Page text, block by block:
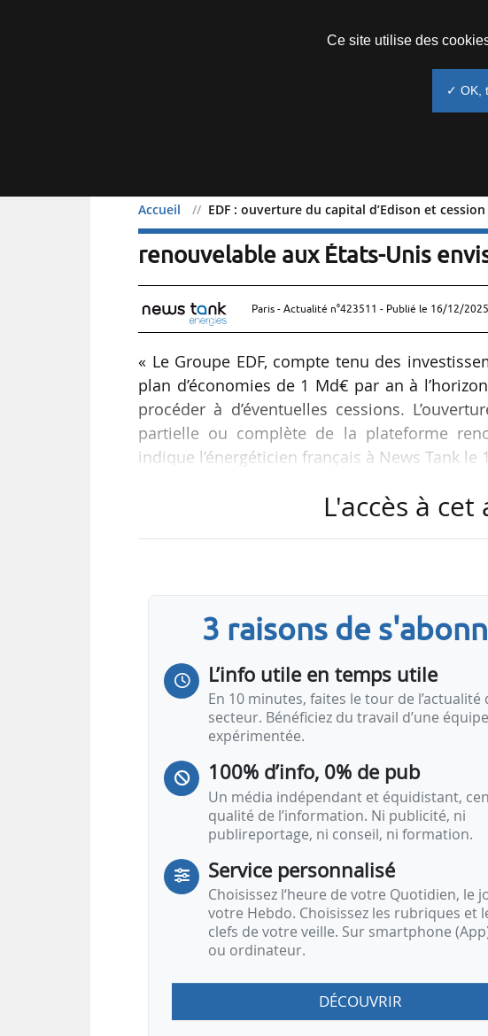
Accueil EDF : ouverture du capital d’Edison et
EDF : ouverture du capital
renouvelable aux États-Unis
Paris - Actualité n°423511 - Publié le 16/12/
« Le Groupe EDF, compte tenu des
plan d’économies de 1 Md€ par an à
procéder à d’éventuelles cessions.
partielle ou complète de la plateforme
indique l’énergéticien français à News Tank le
« Je découvre dans la presse ce nouveau
Un « plan d’adaptation » prévoyant des «
L'accès à
3 raisons de
L’info utile en temps utile
En 10 minutes, faites le tour de l’actualité
secteur. Bénéficiez du travail d’une équipe
expérimentée.
100% d’info, 0% de pub
Un média indépendant et équidistant,
qualité de l’information. Ni publicité, ni
publireportage, ni conseil, ni formation.
Service personnalisé
Choisissez l‘heure de votre Quotidien, le
votre Hebdo. Choisissez les rubriques et
clefs de votre veille. Sur smartphone
ou ordinateur.
DÉCOUVRIR
Ce site utilise des
✓ OK,